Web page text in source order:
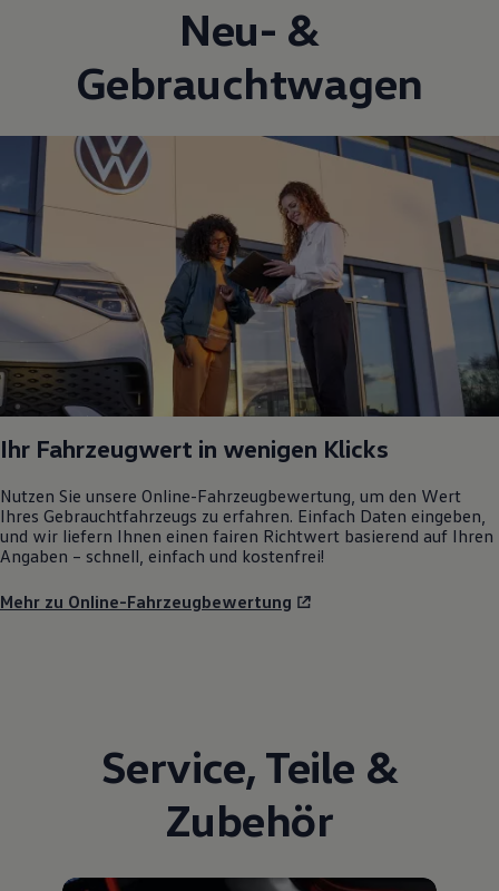
Neu- &
Gebrauchtwagen
Ihr Fahrzeugwert in wenigen Klicks
Nutzen Sie unsere Online-Fahrzeugbewertung, um den Wert
Ihres Gebrauchtfahrzeugs zu erfahren. Einfach Daten eingeben,
und wir liefern Ihnen einen fairen Richtwert basierend auf Ihren
Angaben – schnell, einfach und kostenfrei!
Mehr zu Online-Fahrzeugbewertung
Service, Teile &
Zubehör